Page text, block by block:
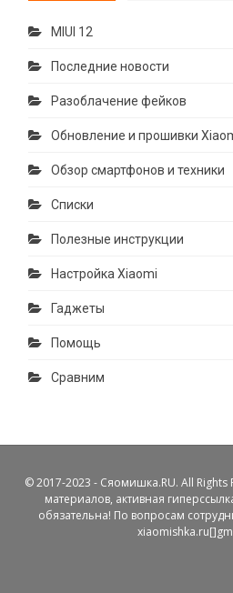
MIUI 12
Последние новости
Разоблачение фейков
Обновление и прошивки
Обзор смартфонов и техники
Списки
Полезные инструкции
Настройка Xiaomi
Гаджеты
Помощь
Сравним
© 2017-2023 - Сяомишка.RU. All
материалов, активная
обязательна! По вопросам